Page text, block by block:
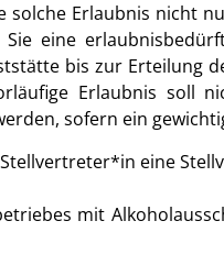
Erlaubnis nicht
eine
bis zur Erteilung
Erlaubnis soll
sofern ein
eine
mit